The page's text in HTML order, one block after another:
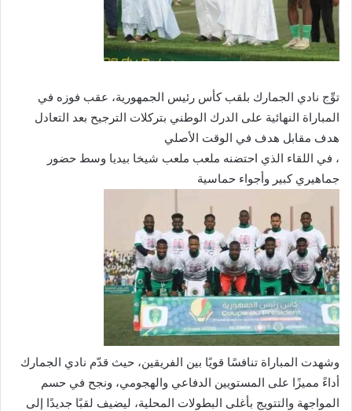
توِّج نادي الجمارك بلقب كأس رئيس الجمهورية، عقب فوزه في
المباراة النهائية على الدرك الوطني بتركلات الترجيح بعد التعادل
هدف مقابل هدف في الوقت الأصلي
، في اللقاء الذي احتضنه ملعب ملعب شيخا بيديا وسط حضور
جماهيري كبير وأجواء حماسية
وشهدت المباراة تنافسًا قويًا بين الفريقين، حيث قدّم نادي الجمارك
أداءً مميزًا على المستويين الدفاعي والهجومي، ونجح في حسم
المواجهة والتتويج بأغلى البطولات المحلية، ليضيف لقبًا جديدًا إلى